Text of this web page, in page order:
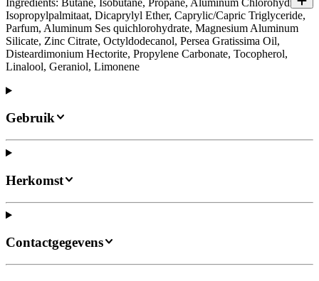
Isopropylpalmitaat, Dicaprylyl Ether, Caprylic/Capric Triglyceride,
Parfum, Aluminum Ses quichlorohydrate, Magnesium Aluminum
Silicate, Zinc Citrate, Octyldodecanol, Persea Gratissima Oil,
Disteardimonium Hectorite, Propylene Carbonate, Tocopherol,
Linalool, Geraniol, Limonene
Gebruik
Herkomst
Contactgegevens